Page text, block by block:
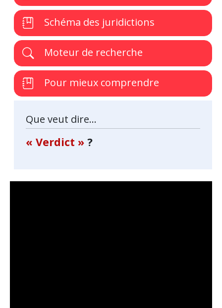
Schéma des juridictions
Moteur de recherche
Pour mieux comprendre
Que veut dire...
« Verdict » ?